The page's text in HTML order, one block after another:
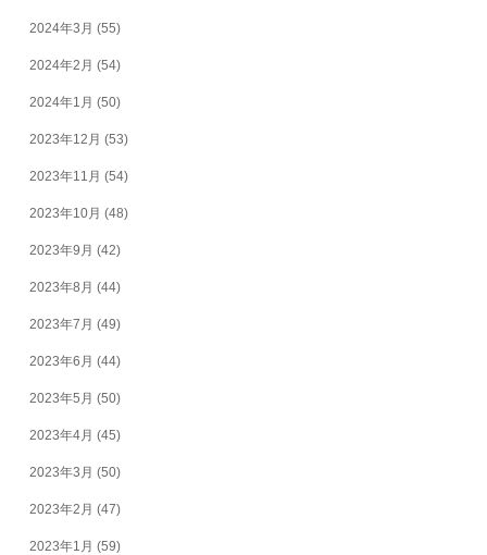
2024年3月 (55)
2024年2月 (54)
2024年1月 (50)
2023年12月 (53)
2023年11月 (54)
2023年10月 (48)
2023年9月 (42)
2023年8月 (44)
2023年7月 (49)
2023年6月 (44)
2023年5月 (50)
2023年4月 (45)
2023年3月 (50)
2023年2月 (47)
2023年1月 (59)